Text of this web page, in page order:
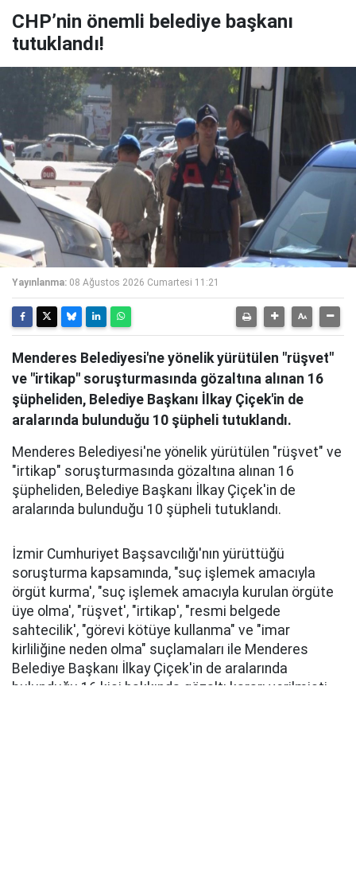
CHP’nin önemli belediye başkanı
tutuklandı!
Yayınlanma: 08 Ağustos 2026 Cumartesi 11:21
Menderes Belediyesi'ne yönelik yürütülen "rüşvet"
ve "irtikap" soruşturmasında gözaltına alınan 16
şüpheliden, Belediye Başkanı İlkay Çiçek'in de
aralarında bulunduğu 10 şüpheli tutuklandı.
Menderes Belediyesi'ne yönelik yürütülen "rüşvet" ve
"irtikap" soruşturmasında gözaltına alınan 16
şüpheliden, Belediye Başkanı İlkay Çiçek'in de
aralarında bulunduğu 10 şüpheli tutuklandı.
İzmir Cumhuriyet Başsavcılığı'nın yürüttüğü
soruşturma kapsamında, "suç işlemek amacıyla
örgüt kurma', "suç işlemek amacıyla kurulan örgüte
üye olma', "rüşvet', "irtikap', "resmi belgede
sahtecilik', "görevi kötüye kullanma" ve "imar
kirliliğine neden olma" suçlamaları ile Menderes
Belediye Başkanı İlkay Çiçek'in de aralarında
bulunduğu 16 kişi hakkında gözaltı kararı verilmişti.